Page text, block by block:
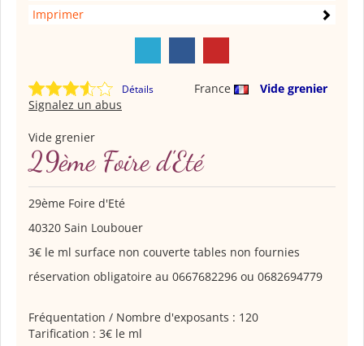
Imprimer
Détails France
Vide grenier
Signalez un abus
Vide grenier
29ème Foire d'Eté
29ème Foire d'Eté
40320 Sain Loubouer
3€ le ml surface non couverte tables non fournies
réservation obligatoire au 0667682296 ou 0682694779
Fréquentation / Nombre d'exposants : 120
Tarification : 3€ le ml